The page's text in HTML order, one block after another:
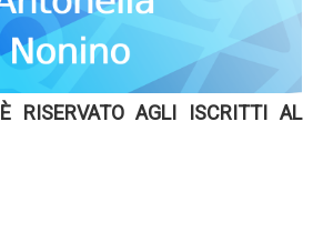
È RISERVATO AGLI ISCRITTI AL